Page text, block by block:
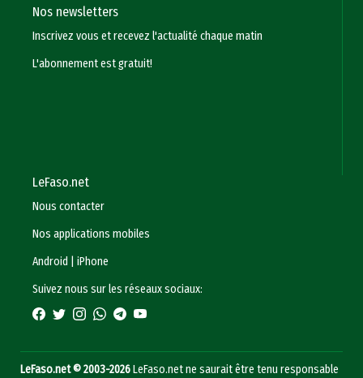
Nos newsletters
Inscrivez vous et recevez l'actualité chaque matin
L'abonnement est gratuit!
LeFaso.net
Nous contacter
Nos applications mobiles
Android
|iPhone
Suivez nous sur les réseaux sociaux:
LeFaso.net © 2003-2026LeFaso.net ne saurait être tenu responsable